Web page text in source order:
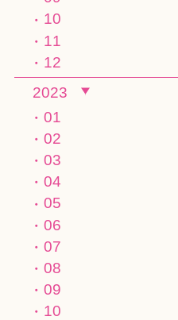
10
11
12
2023
01
02
03
04
05
06
07
08
09
10